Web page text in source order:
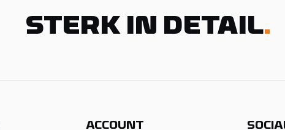
STERK IN DETAIL.
ACCOUNT